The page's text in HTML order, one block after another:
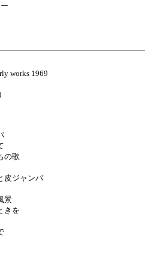
works 1969
の歌
皮ジャンバ
景
きを